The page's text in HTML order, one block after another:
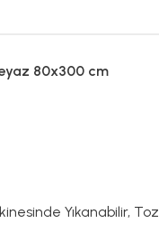
80x300 cm
Yıkanabilir,